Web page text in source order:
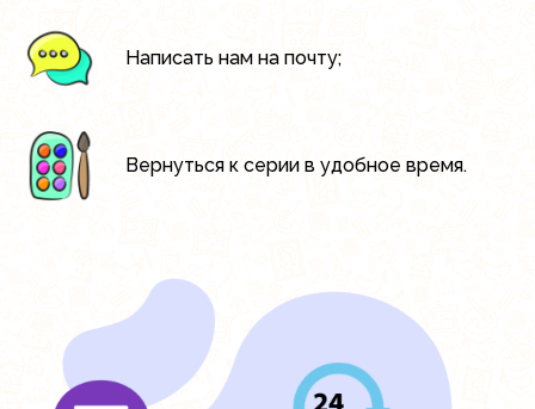
Написать нам на почту;
Вернуться к серии в удобное время.